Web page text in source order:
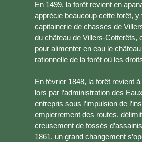
En 1499, la forêt revient en
apprécie beaucoup cette forêt,
capitainerie de chasses de
du château de Villers-Cotterêts,
pour alimenter en eau le
rationnelle de la forêt où les
En février 1848, la forêt revient
lors par l’administration des
entrepris sous l’impulsion de
empierrement des routes,
creusement de fossés
1861, un grand changement